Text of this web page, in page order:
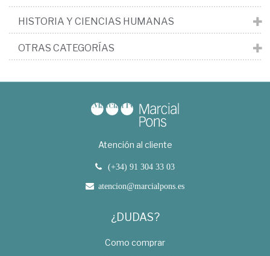
HISTORIA Y CIENCIAS HUMANAS
OTRAS CATEGORÍAS
Atención al cliente
(+34) 91 304 33 03
atencion@marcialpons.es
¿DUDAS?
Como comprar